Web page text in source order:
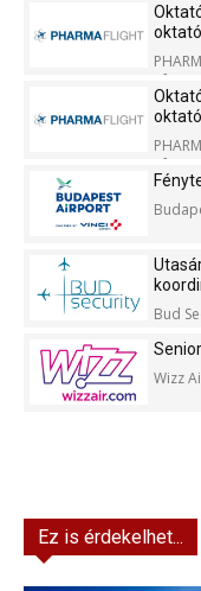
Kft.
Kft.
Bud
Wizz
Ez is érdekelhet...